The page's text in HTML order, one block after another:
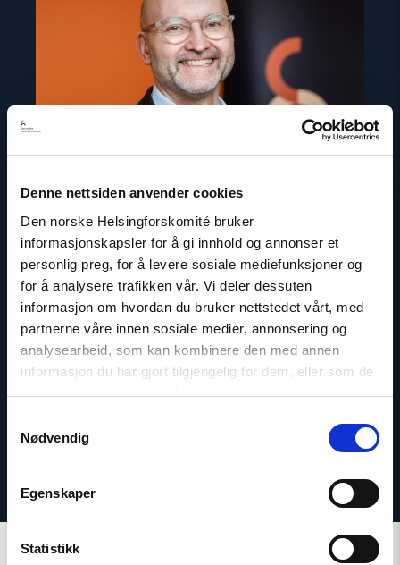
Denne nettsiden anvender cookies
Den norske Helsingforskomité bruker
informasjonskapsler for å gi innhold og annonser et
personlig preg, for å levere sosiale mediefunksjoner og
for å analysere trafikken vår. Vi deler dessuten
informasjon om hvordan du bruker nettstedet vårt, med
partnerne våre innen sosiale medier, annonsering og
analysearbeid, som kan kombinere den med annen
informasjon du har gjort tilgjengelig for dem, eller som de
har samlet inn gjennom din bruk av tjenestene deres.
Nødvendig
Egenskaper
Statistikk
Dag A. Fedøy
Kommunikasjonssjef
E-post:daf@nhc.no
Telefon: +47 920 54 309
Fedøy"